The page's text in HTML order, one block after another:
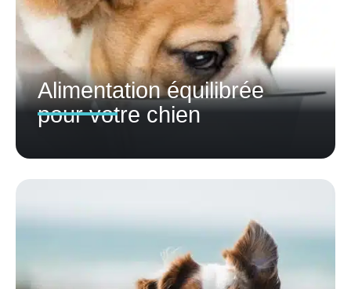
Alimentation équilibrée
pour votre chien